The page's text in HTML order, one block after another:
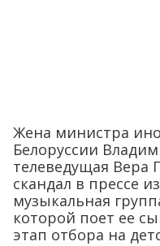
Жена министра
Белоруссии
телеведущая Вера
скандал в прессе
музыкальная
которой поет ее
этап отбора на